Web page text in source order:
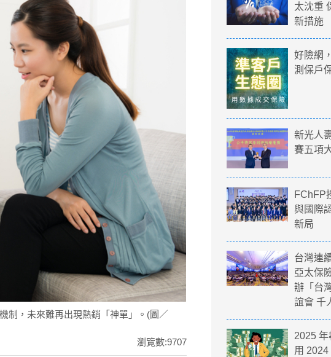
制，未來難再出現熱銷「神單」。(圖／
瀏覽數:9707
太沈重
新措施
好險網
測保戶
新光人
賽五項
FChFP
與國際
新局
台灣連
亞太保
辦「台
誼會 千
2025
用 2024